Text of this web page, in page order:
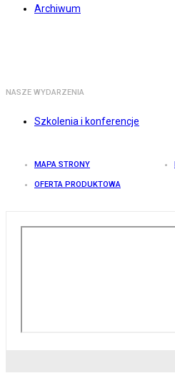
Archiwum
NASZE WYDARZENIA
Szkolenia i konferencje
MAPA STRONY
OFERTA PRODUKTOWA